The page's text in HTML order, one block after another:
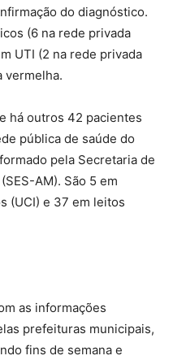
do diagnóstico.
(6 na rede privada
UTI (2 na rede privada
vermelha.
há outros 42 pacientes
pública de saúde do
pela Secretaria de
AM). São 5 em
(UCI) e 37 em leitos
as informações
prefeituras municipais,
fins de semana e